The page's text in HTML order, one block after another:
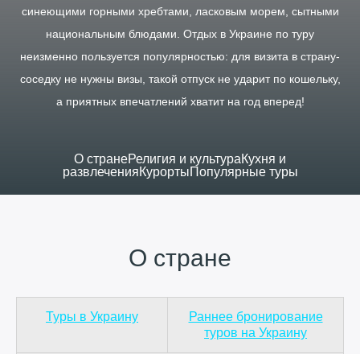
синеющими горными хребтами, ласковым морем, сытными
национальным блюдами. Отдых в Украине по туру
неизменно пользуется популярностью: для визита в страну-
соседку не нужны визы, такой отпуск не ударит по кошельку,
а приятных впечатлений хватит на год вперед!
О странеРелигия и культураКухня и
развлеченияКурортыПопулярные туры
О стране
Туры в Украину
Раннее бронирование
туров на Украину